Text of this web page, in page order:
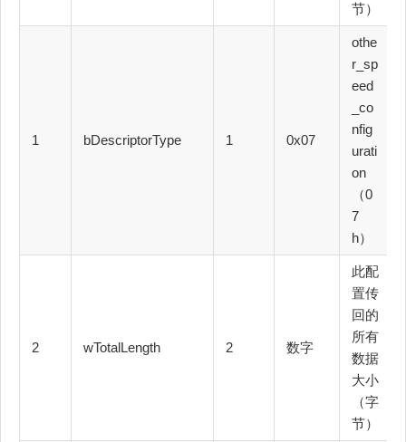
节）
1 bDescriptorType 1 0x07
othe
r_sp
eed
_co
nfig
urati
on
（0
7
h）
2 wTotalLength 2 数字
此配
置传
回的
所有
数据
大小
（字
节）